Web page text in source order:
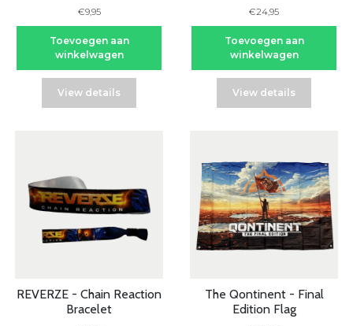
€9,95
Toevoegen aan
winkelwagen
View details
€24,95
Toevoegen aan
winkelwagen
View details
REVERZE - Chain Reaction
Bracelet
The Qontinent - Final
Edition Flag